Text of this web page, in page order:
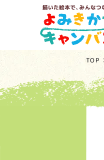
TOP